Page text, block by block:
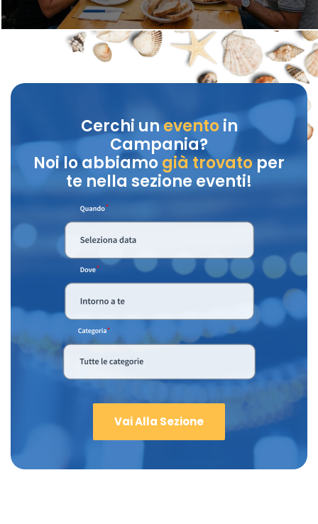
Cerchi unevento in
Campania?
Noi lo abbiamo già trovatoper
te nella sezione eventi!
Vai Alla Sezione